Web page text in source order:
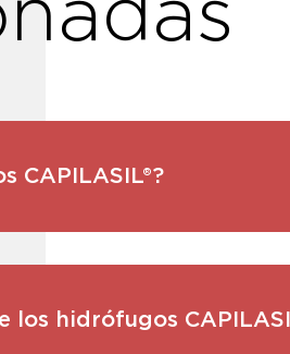
CAPILASIL®?
los hidrófugos